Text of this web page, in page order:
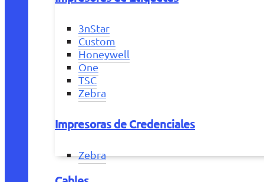
3nStar
Custom
Honeywell
One
TSC
Zebra
Impresoras de Credenciales
Zebra